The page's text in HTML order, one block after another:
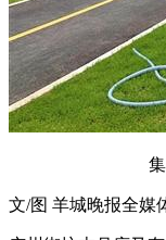
文/图 羊城晚报全媒